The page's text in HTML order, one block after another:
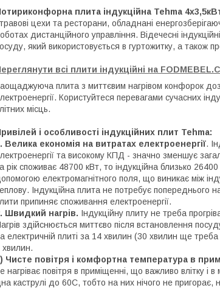
плита індукційна Tehma
цехи та ресторани, обладнані
дистанційного управління. Відечесні
який використовується в гуртожитку, а також
всі плити індукційні на
плита з миттєвим нагрівом конфорок
Користуйтеся перевагами сучасних
місць.
і особливості індукційних плит Tehma:
Велика економія на витратах електроенергії.
та високому КПД - значно зменшує
рік споживає 48700 кВт, то індукційна близько
електромагнітного поля, що виникає між
Індукційна плита не потребує попереднього
припиняє споживання електроенергії.
Швидкий нагрів. Індукційну плиту не треба
здійснюється миттєво після встановлення
електричній плиті за 14 хвилин (30 хвилин ще треба
хвилин.
Чисте повітря і комфортна температура в
нагріває повітря в приміщенні, що важливо влітку і
каструлі до 60С, тобто на них нічого не